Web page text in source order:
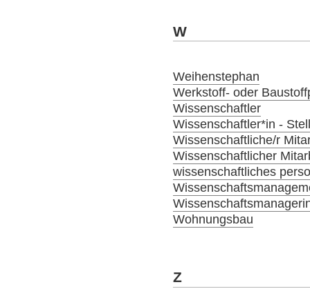
W
Weihenstephan
Werkstoff- oder
Wissenschaftler
Wissenschaftler*in -
Wissenschaftliche/r
Wissenschaftlicher
wissenschaftliches
Wohnungsbau
Z